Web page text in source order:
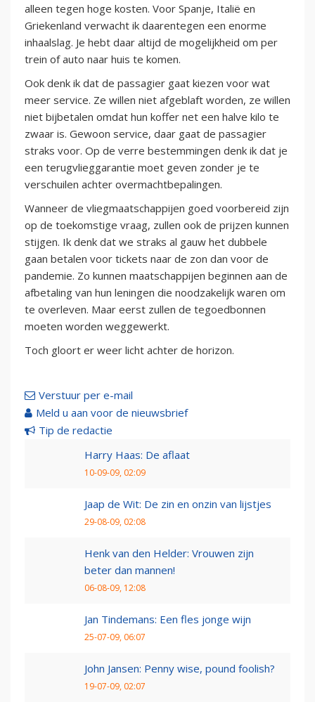
alleen tegen hoge kosten. Voor Spanje, Italië en
Griekenland verwacht ik daarentegen een enorme
inhaalslag. Je hebt daar altijd de mogelijkheid om per
trein of auto naar huis te komen.
Ook denk ik dat de passagier gaat kiezen voor wat
meer service. Ze willen niet afgeblaft worden, ze willen
niet bijbetalen omdat hun koffer net een halve kilo te
zwaar is. Gewoon service, daar gaat de passagier
straks voor. Op de verre bestemmingen denk ik dat je
een terugvlieggarantie moet geven zonder je te
verschuilen achter overmachtbepalingen.
Wanneer de vliegmaatschappijen goed voorbereid zijn
op de toekomstige vraag, zullen ook de prijzen kunnen
stijgen. Ik denk dat we straks al gauw het dubbele
gaan betalen voor tickets naar de zon dan voor de
pandemie. Zo kunnen maatschappijen beginnen aan de
afbetaling van hun leningen die noodzakelijk waren om
te overleven. Maar eerst zullen de tegoedbonnen
moeten worden weggewerkt.
Toch gloort er weer licht achter de horizon.
Verstuur per e-mail
Meld u aan voor de nieuwsbrief
Tip de redactie
Harry Haas: De aflaat
10-09-09, 02:09
Jaap de Wit: De zin en onzin van lijstjes
29-08-09, 02:08
Henk van den Helder: Vrouwen zijn
beter dan mannen!
06-08-09, 12:08
Jan Tindemans: Een fles jonge wijn
25-07-09, 06:07
John Jansen: Penny wise, pound foolish?
19-07-09, 02:07